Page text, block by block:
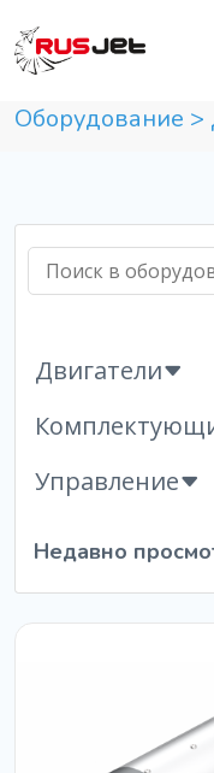
Оборудование >
Двигатели
Управление
Недавно